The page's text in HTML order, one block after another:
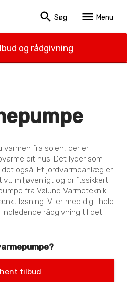
search Søg menu Menu
og rådgivning
varmen fra solen, der er
dit hus. Det lyder som
også. Et jordvarmeanlæg er
miljøvenligt og driftssikkert.
fra Vølund Varmeteknik
løsning. Vi er med dig i hele
rådgivning til det
tilbud